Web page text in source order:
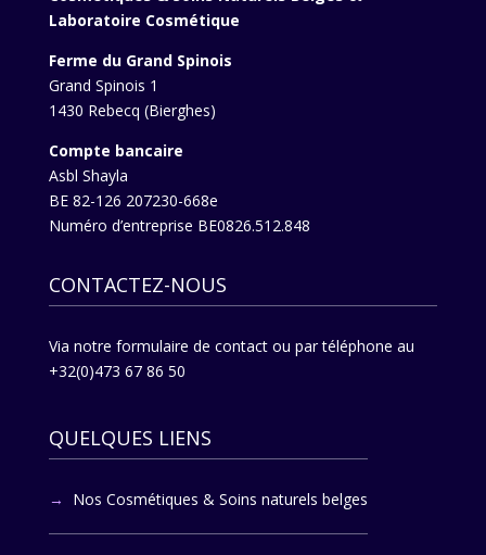
Laboratoire Cosmétique
Ferme du Grand Spinois
Grand Spinois 1
1430 Rebecq (Bierghes)
Compte bancaire
Asbl Shayla
BE 82-126 207230-668e
Numéro d’entreprise BE0826.512.848
CONTACTEZ-NOUS
Via notre formulaire de contactou par téléphone au
+32(0)473 67 86 50
QUELQUES LIENS
Nos Cosmétiques & Soins naturels belges